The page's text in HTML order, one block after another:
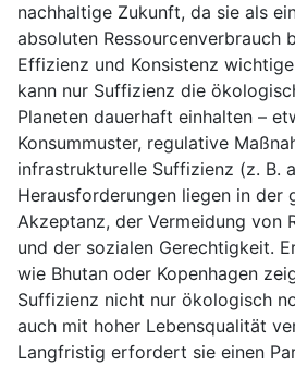
nachhaltige Zukunft, da sie als
absoluten Ressourcenverbrauch
Effizienz und Konsistenz
kann nur Suffizienz die
Planeten dauerhaft einhalten –
Konsummuster, regulative
infrastrukturelle Suffizienz (z. B.
Herausforderungen liegen in der
Akzeptanz, der Vermeidung von
und der sozialen Gerechtigkeit.
wie Bhutan oder Kopenhagen
Suffizienz nicht nur ökologisch
auch mit hoher Lebensqualität
Langfristig erfordert sie einen